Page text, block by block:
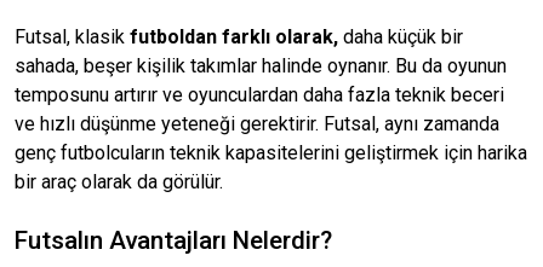
Futsal, klasik futboldan farklı olarak, daha küçük bir
sahada, beşer kişilik takımlar halinde oynanır. Bu da oyunun
temposunu artırır ve oyunculardan daha fazla teknik beceri
ve hızlı düşünme yeteneği gerektirir. Futsal, aynı zamanda
genç futbolcuların teknik kapasitelerini geliştirmek için harika
bir araç olarak da görülür.
Futsalın Avantajları Nelerdir?